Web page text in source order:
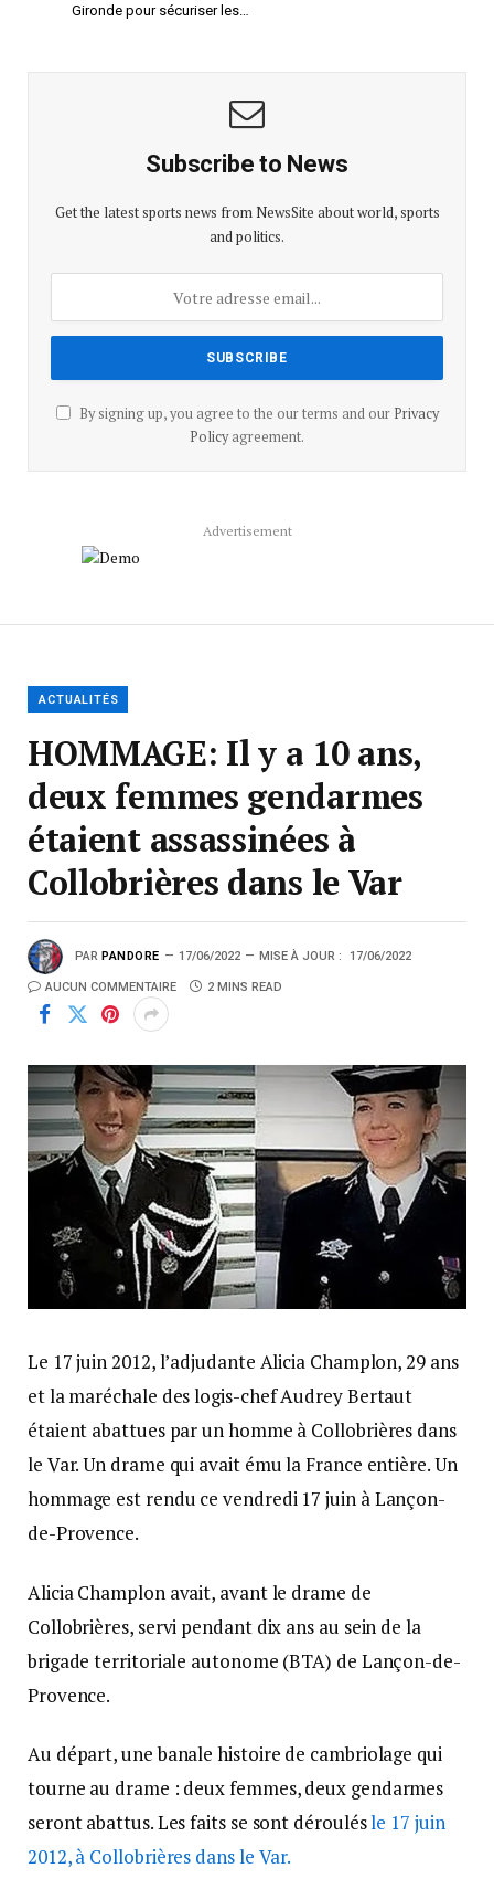
Gironde pour sécuriser les…
Subscribe to News
Get the latest sports news from NewsSite about world, sports
and politics.
By signing up, you agree to the our terms and our Privacy
Policyagreement.
Advertisement
ACTUALITÉS
HOMMAGE: Il y a 10 ans,
deux femmes gendarmes
étaient assassinées à
Collobrières dans le Var
PAR PANDORE 17/06/2022 MISE À JOUR : 17/06/2022
AUCUN COMMENTAIRE 2 MINS READ
Le 17 juin 2012, l’adjudante Alicia Champlon, 29 ans
et la maréchale des logis-chef Audrey Bertaut
étaient abattues par un homme à Collobrières dans
le Var. Un drame qui avait ému la France entière. Un
hommage est rendu ce vendredi 17 juin à Lançon-
de-Provence.
Alicia Champlon avait, avant le drame de
Collobrières, servi pendant dix ans au sein de la
brigade territoriale autonome (BTA) de Lançon-de-
Provence.
Au départ, une banale histoire de cambriolage qui
tourne au drame : deux femmes, deux gendarmes
seront abattus. Les faits se sont déroulésle 17 juin
2012, à Collobrières dans le Var.